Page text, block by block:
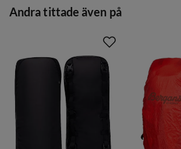
Andra tittade även på